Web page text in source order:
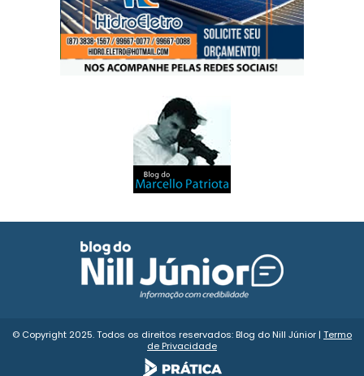
© Copyright 2025. Todos os direitos reservados: Blog do Nill Júnior | Termo
de Privacidade